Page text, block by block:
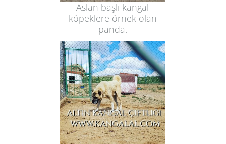
Aslan başlı kangal
köpeklere örnek olan
panda.